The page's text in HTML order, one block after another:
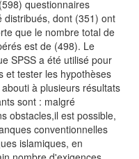
questionnaires
distribués, dont (351) ont
que le nombre total de
est de (498). Le
SPSS a été utilisé pour
et tester les hypothèses
à plusieurs résultats
sont : malgré
obstacles,il est possible,
conventionnelles
islamiques, en